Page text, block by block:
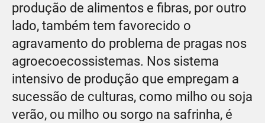
produção de alimentos e fibras, por outro
lado, também tem favorecido o
agravamento do problema de pragas nos
agroecoecossistemas. Nos sistema
intensivo de produção que empregam a
sucessão de culturas, como milho ou soja
verão, ou milho ou sorgo na safrinha, é